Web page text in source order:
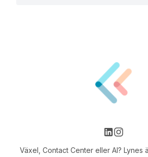
Växel, Contact Center eller AI? Lynes